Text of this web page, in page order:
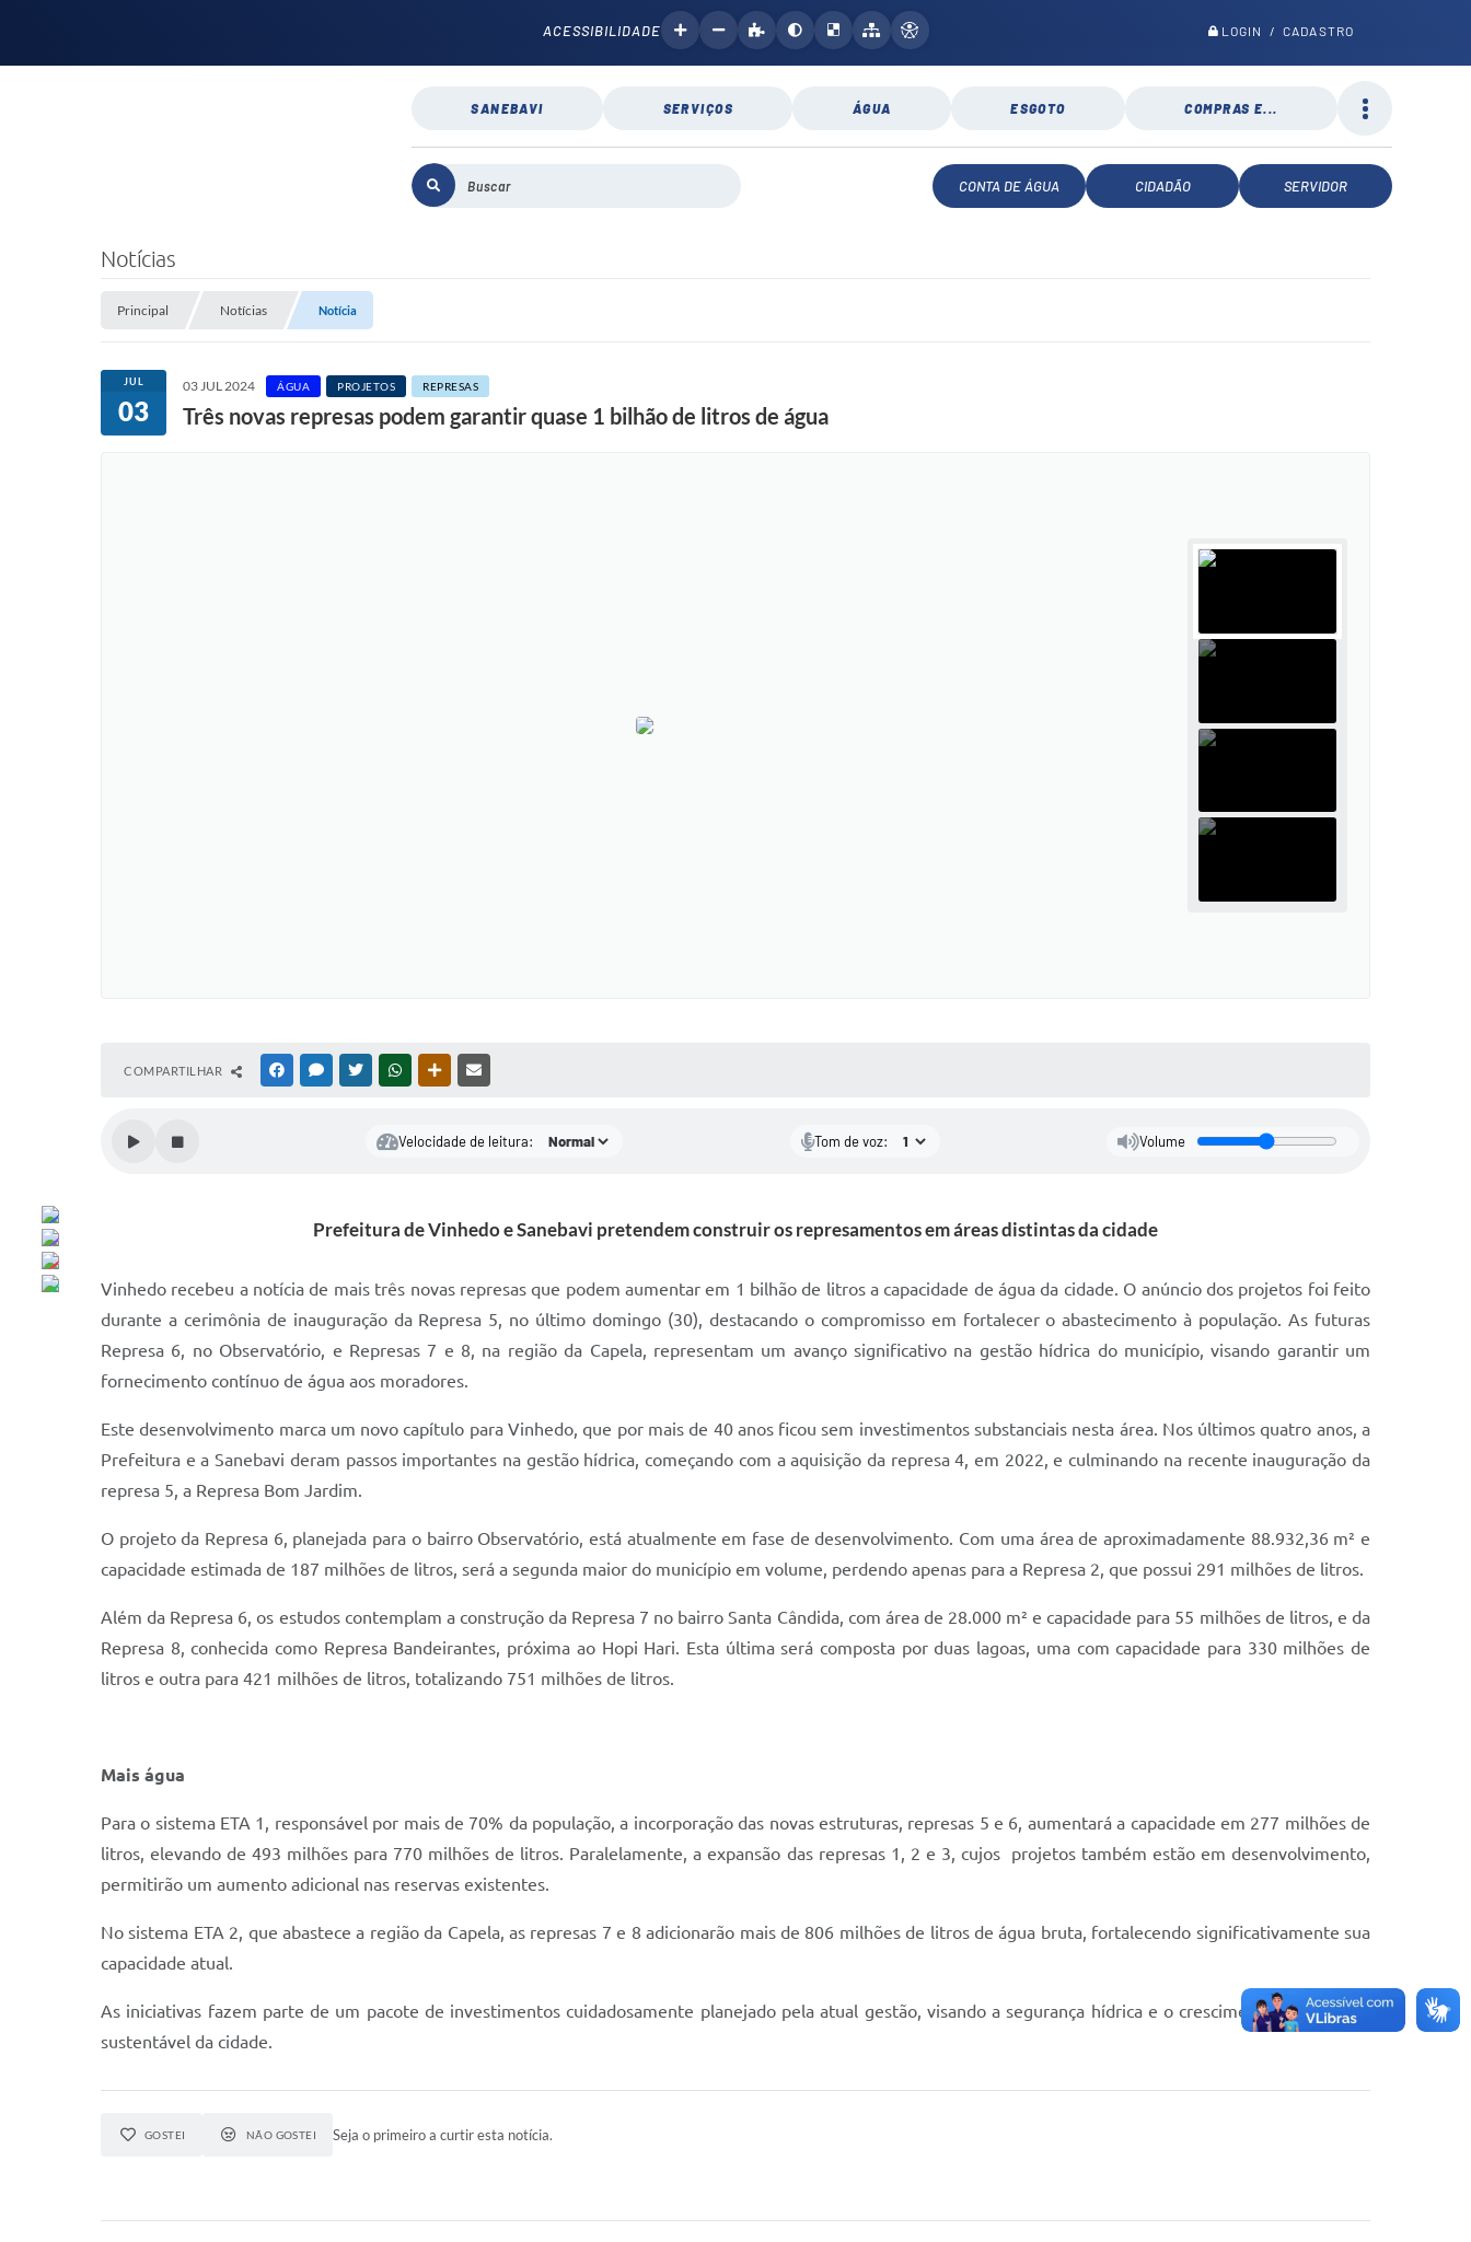
LOGIN / CADASTRO
SANEBAVI SERVIÇOS ÁGUA ESGOTO COMPRAS E...
CONTA DE ÁGUA CIDADÃO SERVIDOR
ACESSIBILIDADE
Notícias
Principal Notícias Notícia
JUL
03
03 JUL 2024 ÁGUA PROJETOS REPRESAS
Três novas represas podem garantir quase 1 bilhão de litros de água
COMPARTILHAR FACEBOOKMESSENGER
TWITTERWHATSAPPOUTRAS MÍDIAS
Velocidade de leitura: Tom de voz: Volume
Prefeitura de Vinhedo e Sanebavi pretendem construir os represamentos em áreas distintas da cidade
Vinhedo recebeu a notícia de mais três novas represas que podem aumentar em 1 bilhão de litros a capacidade de água da cidade. O anúncio dos projetos foi feito
durante a cerimônia de inauguração da Represa 5, no último domingo (30), destacando o compromisso em fortalecer o abastecimento à população. As futuras
Represa 6, no Observatório, e Represas 7 e 8, na região da Capela, representam um avanço significativo na gestão hídrica do município, visando garantir um
fornecimento contínuo de água aos moradores.
Este desenvolvimento marca um novo capítulo para Vinhedo, que por mais de 40 anos ficou sem investimentos substanciais nesta área. Nos últimos quatro anos, a
Prefeitura e a Sanebavi deram passos importantes na gestão hídrica, começando com a aquisição da represa 4, em 2022, e culminando na recente inauguração da
represa 5, a Represa Bom Jardim.
O projeto da Represa 6, planejada para o bairro Observatório, está atualmente em fase de desenvolvimento. Com uma área de aproximadamente 88.932,36 m² e
capacidade estimada de 187 milhões de litros, será a segunda maior do município em volume, perdendo apenas para a Represa 2, que possui 291 milhões de litros.
Além da Represa 6, os estudos contemplam a construção da Represa 7 no bairro Santa Cândida, com área de 28.000 m² e capacidade para 55 milhões de litros, e da
Represa 8, conhecida como Represa Bandeirantes, próxima ao Hopi Hari. Esta última será composta por duas lagoas, uma com capacidade para 330 milhões de
litros e outra para 421 milhões de litros, totalizando 751 milhões de litros.
Mais água
Para o sistema ETA 1, responsável por mais de 70% da população, a incorporação das novas estruturas, represas 5 e 6, aumentará a capacidade em 277 milhões de
litros, elevando de 493 milhões para 770 milhões de litros. Paralelamente, a expansão das represas 1, 2 e 3, cujos projetos também estão em desenvolvimento,
permitirão um aumento adicional nas reservas existentes.
No sistema ETA 2, que abastece a região da Capela, as represas 7 e 8 adicionarão mais de 806 milhões de litros de água bruta, fortalecendo significativamente sua
capacidade atual.
As iniciativas fazem parte de um pacote de investimentos cuidadosamente planejado pela atual gestão, visando a segurança hídrica e o crescimento ordenado e
sustentável da cidade.
GOSTEI NÃO GOSTEI Seja o primeiro a curtir esta notícia.